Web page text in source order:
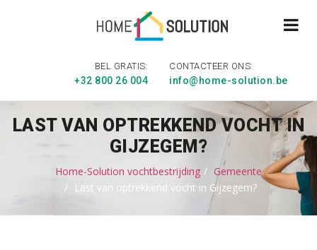
BEL GRATIS:
+32 800 26 004
CONTACTEER ONS:
info@home-solution.be
LAST VAN OPTREKKEND VOCHT IN
GIJZEGEM?
Home-Solution vochtbestrijding
Gemeente
Last van optrekkend vocht in Gijzegem?